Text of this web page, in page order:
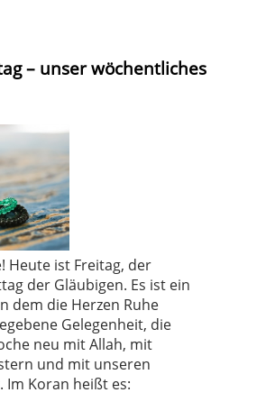
– unser wöchentliches
Heute ist Freitag, der
der Gläubigen. Es ist ein
dem die Herzen Ruhe
Gelegenheit, die
neu mit Allah, mit
und mit unseren
Koran heißt es: